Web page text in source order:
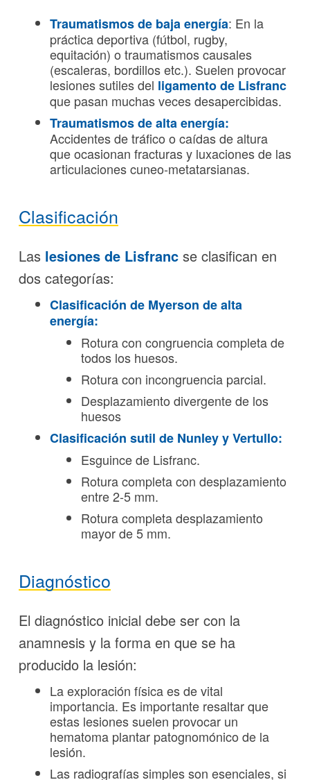
Traumatismos de baja energía: En la
práctica deportiva (fútbol, rugby,
equitación) o traumatismos causales
(escaleras, bordillos etc.). Suelen provocar
lesiones sutiles del ligamento de Lisfranc
que pasan muchas veces desapercibidas.
Traumatismos de alta energía:
Accidentes de tráfico o caídas de altura
que ocasionan fracturas y luxaciones de las
articulaciones cuneo-metatarsianas.
Clasificación
Las lesiones de Lisfranc se clasifican en
dos categorías:
Clasificación de Myerson de alta
energía:
Rotura con congruencia completa de
todos los huesos.
Rotura con incongruencia parcial.
Desplazamiento divergente de los
huesos
Clasificación sutil de Nunley y Vertullo:
Esguince de Lisfranc.
Rotura completa con desplazamiento
entre 2-5 mm.
Rotura completa desplazamiento
mayor de 5 mm.
Diagnóstico
El diagnóstico inicial debe ser con la
anamnesis y la forma en que se ha
producido la lesión:
La exploración física es de vital
importancia. Es importante resaltar que
estas lesiones suelen provocar un
hematoma plantar patognomónico de la
lesión.
Las radiografías simples son esenciales, si